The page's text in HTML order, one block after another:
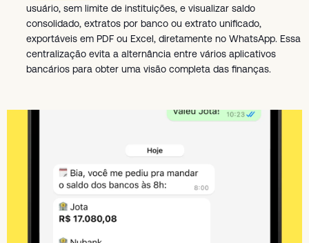
usuário, sem limite de instituições, e visualizar saldo
consolidado, extratos por banco ou extrato unificado,
exportáveis em PDF ou Excel, diretamente no WhatsApp. Essa
centralização evita a alternância entre vários aplicativos
bancários para obter uma visão completa das finanças.